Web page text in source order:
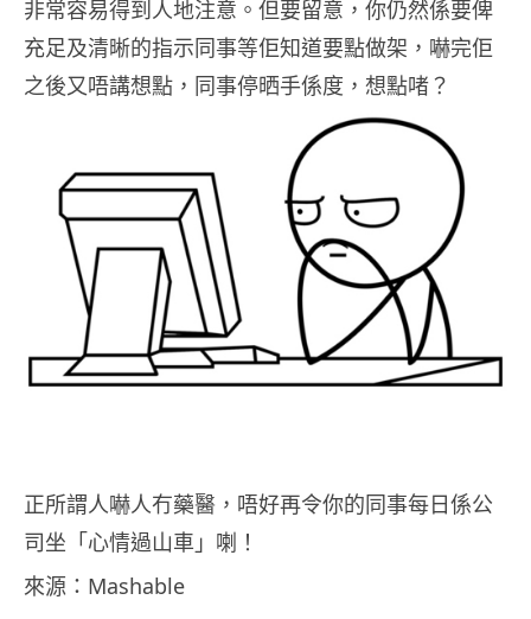
非常容易得到人地注意。但要留意，你仍然係要俾
充足及清晰的指示同事等佢知道要點做架，嚇完佢
之後又唔講想點，同事停晒手係度，想點啫？
正所謂人嚇人冇藥醫，唔好再令你的同事每日係公
司坐「心情過山車」喇！
來源：Mashable